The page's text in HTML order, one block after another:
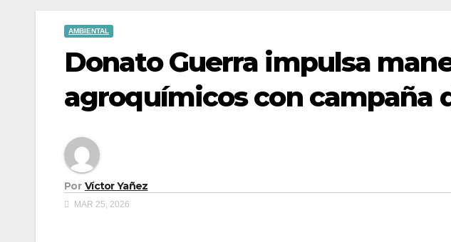
AMBIENTAL
Donato Guerra impulsa
agroquímicos con campaña
Por Víctor Yañez
MAR 25, 2026